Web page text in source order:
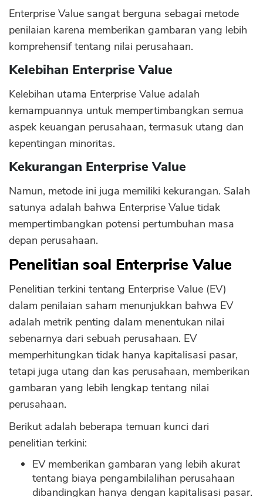
Enterprise Value sangat berguna sebagai metode
penilaian karena memberikan gambaran yang lebih
komprehensif tentang nilai perusahaan.
Kelebihan Enterprise Value
Kelebihan utama Enterprise Value adalah
kemampuannya untuk mempertimbangkan semua
aspek keuangan perusahaan, termasuk utang dan
kepentingan minoritas.
Kekurangan Enterprise Value
Namun, metode ini juga memiliki kekurangan. Salah
satunya adalah bahwa Enterprise Value tidak
mempertimbangkan potensi pertumbuhan masa
depan perusahaan.
Penelitian soal Enterprise Value
Penelitian terkini tentang Enterprise Value (EV)
dalam penilaian saham menunjukkan bahwa EV
adalah metrik penting dalam menentukan nilai
sebenarnya dari sebuah perusahaan. EV
memperhitungkan tidak hanya kapitalisasi pasar,
tetapi juga utang dan kas perusahaan, memberikan
gambaran yang lebih lengkap tentang nilai
perusahaan.
Berikut adalah beberapa temuan kunci dari
penelitian terkini:
EV memberikan gambaran yang lebih akurat
tentang biaya pengambilalihan perusahaan
dibandingkan hanya dengan kapitalisasi pasar.